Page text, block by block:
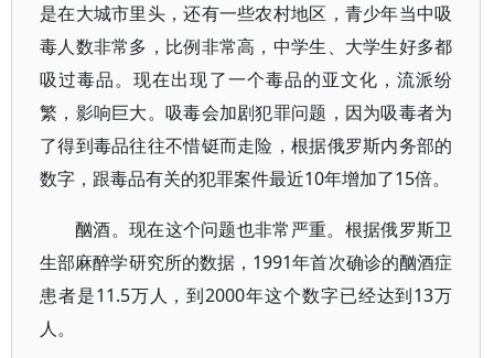
是在大城市里头，还有一些农村地区，青少年当中吸
毒人数非常多，比例非常高，中学生、大学生好多都
吸过毒品。现在出现了一个毒品的亚文化，流派纷
繁，影响巨大。吸毒会加剧犯罪问题，因为吸毒者为
了得到毒品往往不惜铤而走险，根据俄罗斯内务部的
数字，跟毒品有关的犯罪案件最近10年增加了15倍。
酗酒。现在这个问题也非常严重。根据俄罗斯卫
生部麻醉学研究所的数据，1991年首次确诊的酗酒症
患者是11.5万人，到2000年这个数字已经达到13万
人。